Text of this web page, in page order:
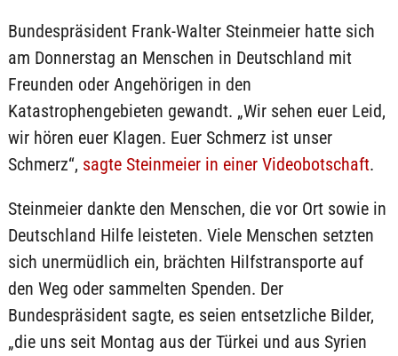
Bundespräsident Frank-Walter Steinmeier hatte sich
am Donnerstag an Menschen in Deutschland mit
Freunden oder Angehörigen in den
Katastrophengebieten gewandt. „Wir sehen euer Leid,
wir hören euer Klagen. Euer Schmerz ist unser
Schmerz“, sagte Steinmeier in einer Videobotschaft.
Steinmeier dankte den Menschen, die vor Ort sowie in
Deutschland Hilfe leisteten. Viele Menschen setzten
sich unermüdlich ein, brächten Hilfstransporte auf
den Weg oder sammelten Spenden. Der
Bundespräsident sagte, es seien entsetzliche Bilder,
„die uns seit Montag aus der Türkei und aus Syrien